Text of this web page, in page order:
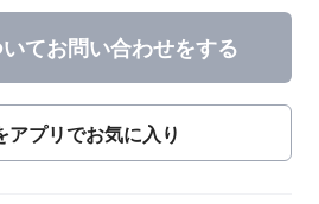
てお問い合わせをする
アプリでお気に入り